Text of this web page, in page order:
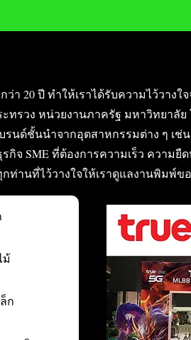
า 20 ปี ทำให้เราได้รับความไว้วา
ทรวง หน่วยงานภาครัฐ มหาวิทยาลัย
นด์ชั้นนำจากอุตสาหกรรมต่าง ๆ เช่
กิจ SME ที่ต้องการความเร็ว ความยื
ท่านที่ไว้วางใจให้เราดูแลงานพิมพ์ข
ม้
ก